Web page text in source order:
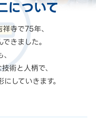
について
寺で75年、
きました。
術と人柄で、
していきます。